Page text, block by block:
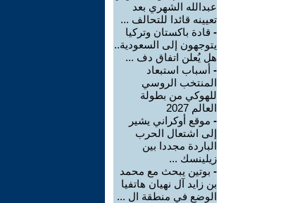
عبدالله الشهري بعد
تعيينه قائدا للتحالف ...
- قادة باكستان وتركيا
يتوجهون إلى السعودية..
هل يُعلن اتفاق دف ...
- أسباب استبعاد
المنتخب الروسي
للهوكي من بطولة
العالم 2027
- موقع أوكراني يشير
إلى اشتعال الحرب
الباردة مجددا بين
زيلينسك ...
- بوتين يبحث مع محمد
بن زايد آل نهيان هاتفيا
الوضع في منطقة ال ...